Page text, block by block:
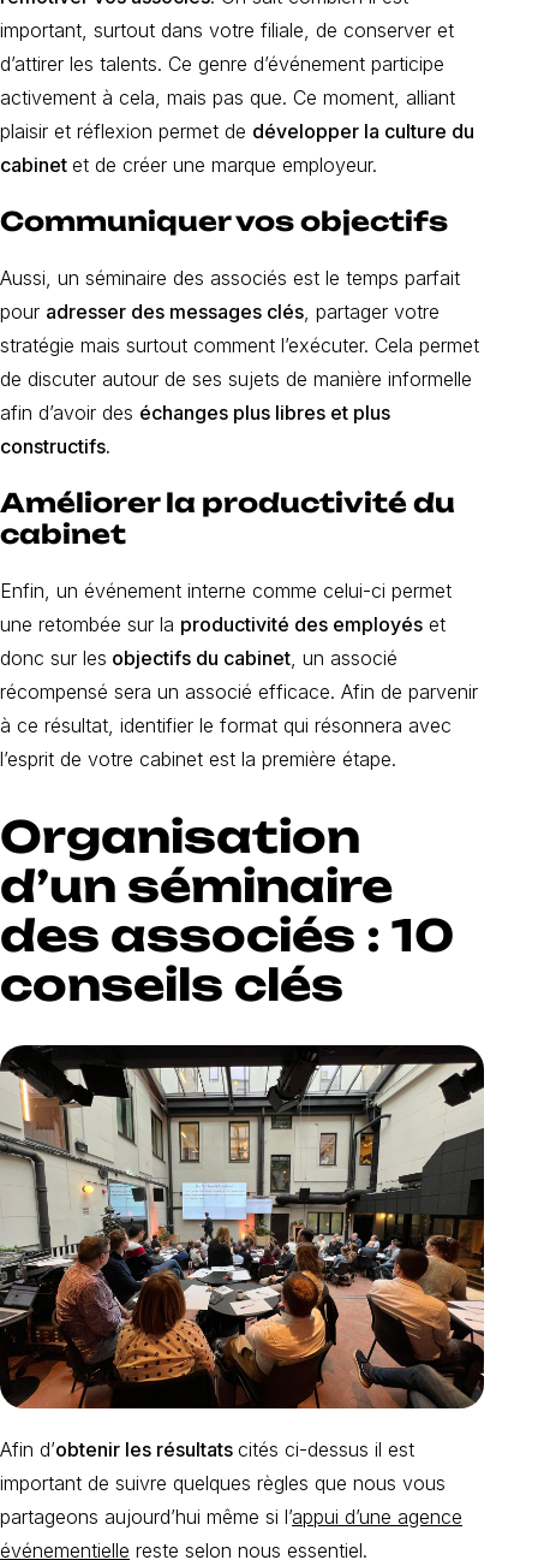
important, surtout dans votre filiale, de conserver et
d’attirer les talents. Ce genre d’événement participe
activement à cela, mais pas que. Ce moment, alliant
plaisir et réflexion permet de développer la culture du
cabinet et de créer une marque employeur.
Communiquer vos objectifs
Aussi, un séminaire des associés est le temps parfait
pour adresser des messages clés , partager votre
stratégie mais surtout comment l’exécuter. Cela permet
de discuter autour de ses sujets de manière informelle
afin d’avoir des échanges plus libres et plus
constructifs.
Améliorer la productivité du
cabinet
Enfin, un événement interne comme celui-ci permet
une retombée sur la productivité des employés et
donc sur les objectifs du cabinet , un associé
récompensé sera un associé efficace. Afin de parvenir
à ce résultat, identifier le format qui résonnera avec
l’esprit de votre cabinet est la première étape.
Organisation
d’un séminaire
des associés : 10
conseils clés
Afin d’obtenir les résultats cités ci-dessus il est
important de suivre quelques règles que nous vous
partageons aujourd’hui même si l’appui d’une agence
événementielle reste selon nous essentiel.